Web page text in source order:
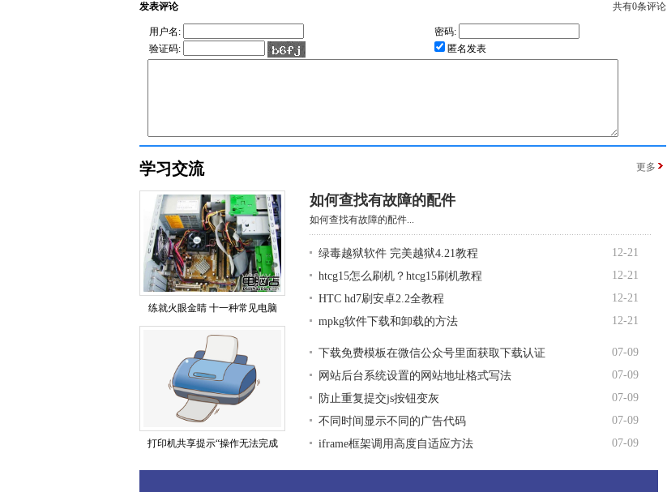
发表评论 共有0条评论
用户名:
密码:
验证码:
匿名发表
学习交流 更多
练就火眼金睛 十一种常见电脑
打印机共享提示“操作无法完成
如何查找有故障的配件
如何查找有故障的配件...
绿毒越狱软件 完美越狱4.21教程
12-21
htcg15怎么刷机？htcg15刷机教程
12-21
HTC hd7刷安卓2.2全教程
12-21
mpkg软件下载和卸载的方法
12-21
下载免费模板在微信公众号里面获取下载认证
07-09
网站后台系统设置的网站地址格式写法
07-09
防止重复提交js按钮变灰
07-09
不同时间显示不同的广告代码
07-09
iframe框架调用高度自适应方法
07-09